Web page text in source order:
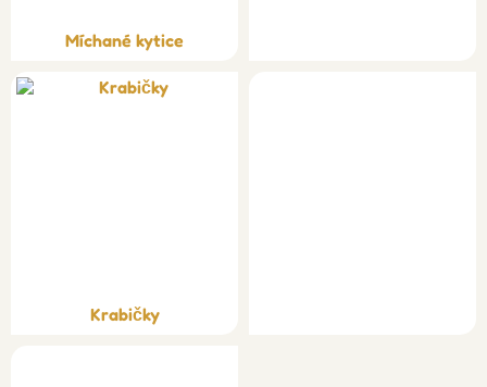
Míchané kytice
Krabičky